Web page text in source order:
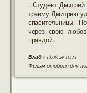
...Студент
травму Дмитрию
спасительницы.
через свою
правдой...
Влад/ 13.09.24 10:11
Фильм отобран для